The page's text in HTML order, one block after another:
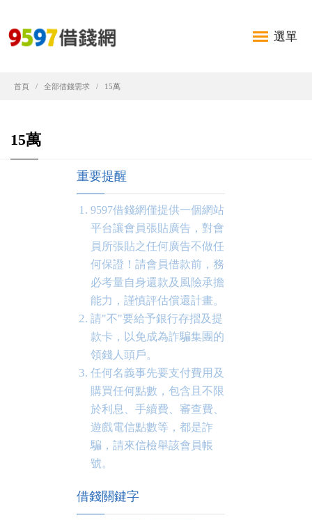
選單
首頁 全部借錢需求 15萬
15萬
重要提醒
9597借錢網僅提供一個網站
平台讓會員張貼廣告，對會
員所張貼之任何廣告不做任
何保證！請會員借款前，務
必考量自身還款及風險承擔
能力，謹慎評估償還計畫。
請"不"要給予銀行存摺及提
款卡，以免成為詐騙集團的
領錢人頭戶。
任何名義事先要支付費用及
購買任何點數，包含且不限
於利息、手續費、審查費、
遊戲電信點數等，都是詐
騙，請來信檢舉該會員帳
號。
借錢關鍵字